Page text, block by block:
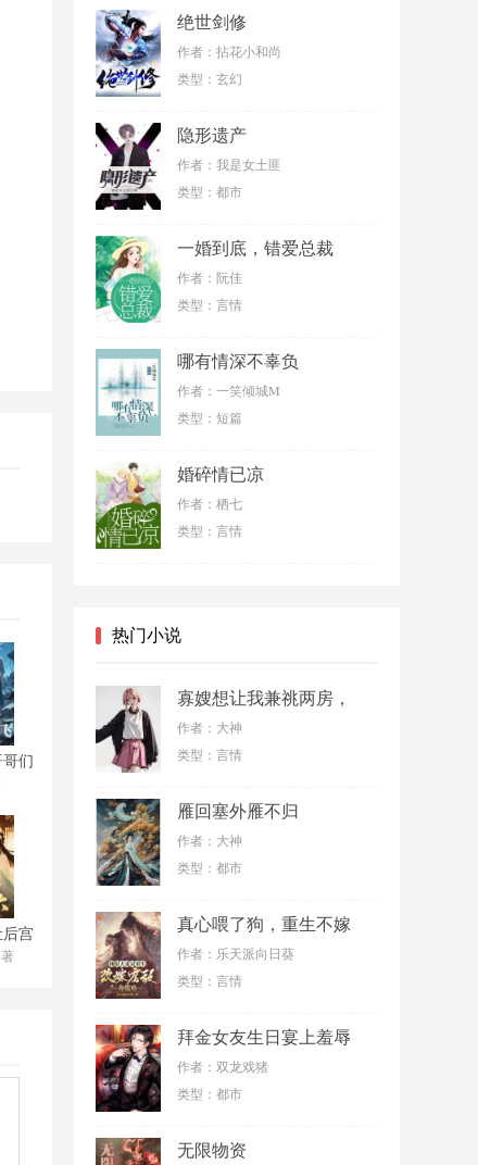
们
宫
绝世剑修
作者：拈花小和尚
类型：玄幻
隐形遗产
作者：我是女土匪
类型：都市
一婚到底，错爱总裁
作者：阮佳
类型：言情
哪有情深不辜负
作者：一笑倾城M
类型：短篇
婚碎情已凉
作者：栖七
类型：言情
热门小说
寡嫂想让我兼祧两房，
殊不知我是女儿身
作者：大神
类型：言情
雁回塞外雁不归
作者：大神
类型：都市
真心喂了狗，重生不嫁
薄情郎
作者：乐天派向日葵
类型：言情
拜金女友生日宴上羞辱
我，结果我反手继承了
亿万家产
作者：双龙戏猪
类型：都市
无限物资